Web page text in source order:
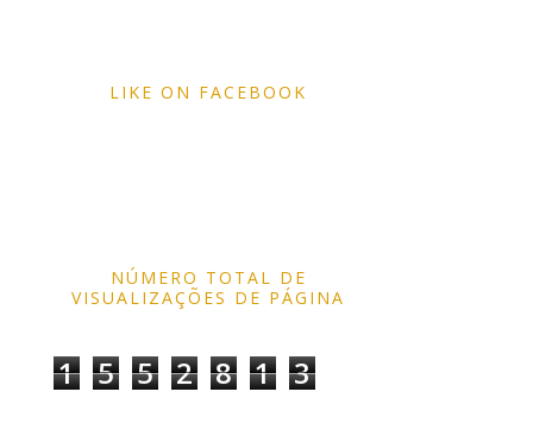
LIKE ON FACEBOOK
NÚMERO TOTAL DE
VISUALIZAÇÕES DE PÁGINA
1 5 5 2 8 1 3